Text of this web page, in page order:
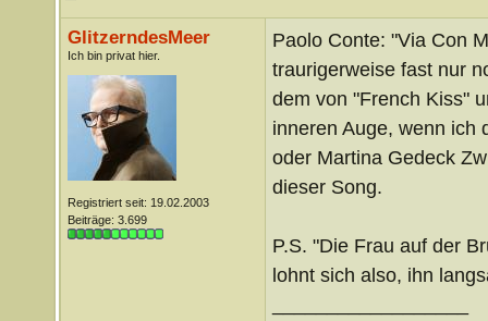
GlitzerndesMeer
Ich bin privat hier.
Registriert seit: 19.02.2003
Beiträge: 3.699
Paolo Conte: "Via Con
traurigerweise fast nur
dem von "French Kiss"
inneren Auge, wenn ich
oder Martina Gedeck
dieser Song.
P.S. "Die Frau auf der
lohnt sich also, ihn